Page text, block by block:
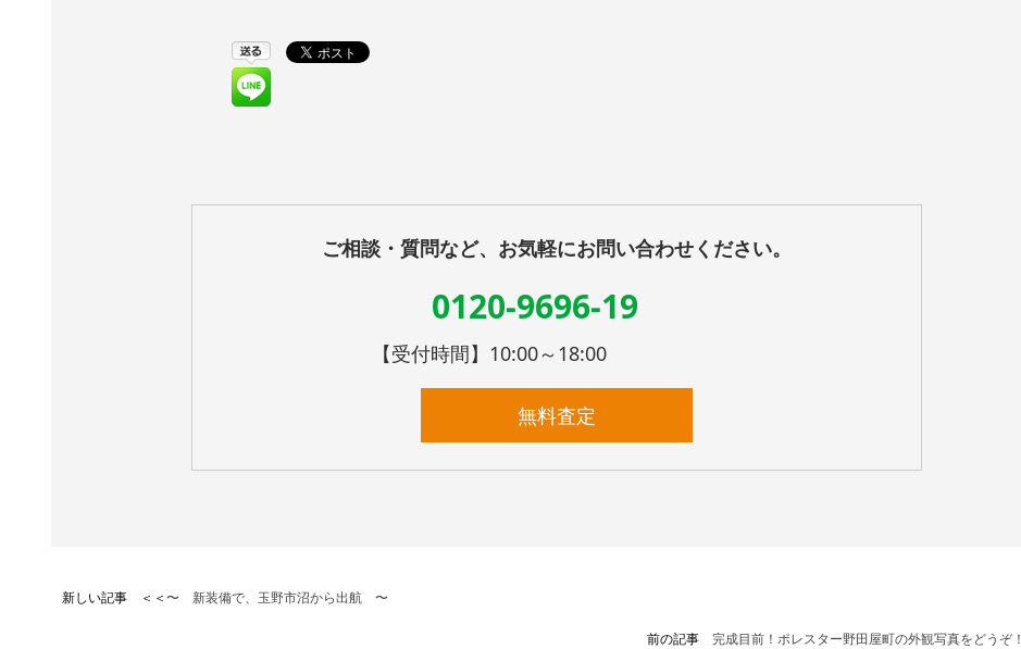
ご相談・質問など、お気軽にお問い合わせください。
0120-9696-19
【受付時間】10:00～18:00
無料査定
新しい記事 ＜＜〜 新装備で、玉野市沼から出航 〜
前の記事 完成目前！ポレスター野田屋町の外観写真をどうぞ！